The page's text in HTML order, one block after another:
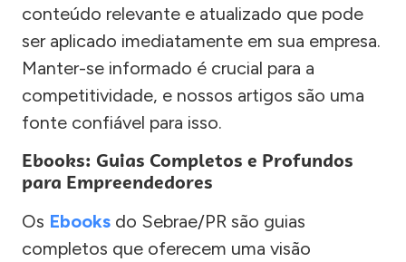
conteúdo relevante e atualizado que pode
ser aplicado imediatamente em sua empresa.
Manter-se informado é crucial para a
competitividade, e nossos artigos são uma
fonte confiável para isso.
Ebooks: Guias Completos e Profundos
para Empreendedores
Os Ebooks do Sebrae/PR são guias
completos que oferecem uma visão